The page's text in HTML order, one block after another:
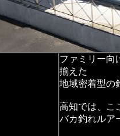
ファミリー向
揃えた
地域密着型の
高知では、こ
バカ釣れルア